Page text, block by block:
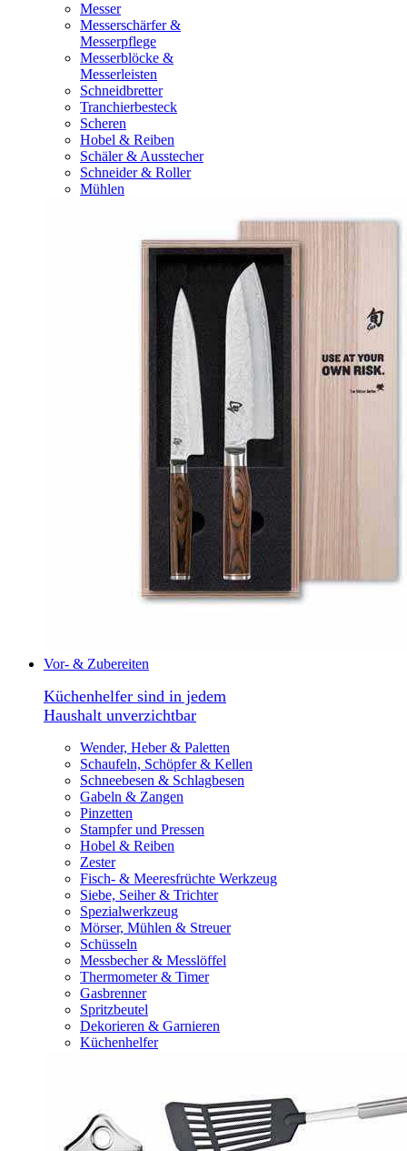
Messer
Messerschärfer &
Messerpflege
Messerblöcke &
Messerleisten
Schneidbretter
Tranchierbesteck
Scheren
Hobel & Reiben
Schäler & Ausstecher
Schneider & Roller
Mühlen
Vor- & Zubereiten
Küchenhelfer sind in jedem
Haushalt unverzichtbar
Wender, Heber & Paletten
Schaufeln, Schöpfer & Kellen
Schneebesen & Schlagbesen
Gabeln & Zangen
Pinzetten
Stampfer und Pressen
Hobel & Reiben
Zester
Fisch- & Meeresfrüchte Werkzeug
Siebe, Seiher & Trichter
Spezialwerkzeug
Mörser, Mühlen & Streuer
Schüsseln
Messbecher & Messlöffel
Thermometer & Timer
Gasbrenner
Spritzbeutel
Dekorieren & Garnieren
Küchenhelfer